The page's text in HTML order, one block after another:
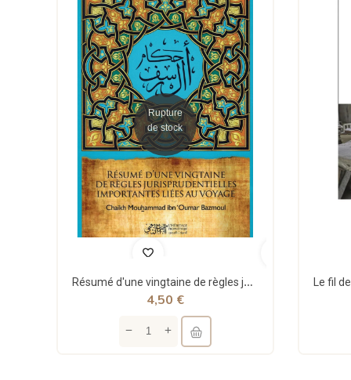
Rupture
de stock
Résumé d'une vingtaine de règles jurisprudentielles liées au voyage - Bazmoul - Héritage...
4,50 €